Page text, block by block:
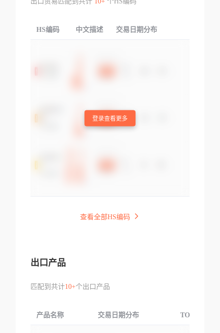
HS编码 中文描述 交易日期分布
登录查看更多
查看全部HS编码
出口产品
匹配到共计10+个出口产品
产品名称 交易日期分布 TOP3交易国